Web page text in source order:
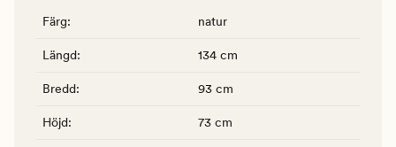
Färg: natur
Längd: 134 cm
Bredd: 93 cm
Höjd: 73 cm